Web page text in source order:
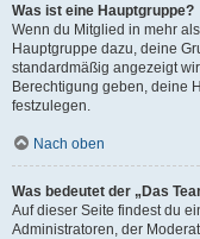
Was ist eine Hauptgruppe?
Wenn du Mitglied in mehr
Hauptgruppe dazu, deine
standardmäßig angezeigt
Berechtigung geben, deine
festzulegen.
Nach oben
Was bedeutet der „Das
Auf dieser Seite findest du
Administratoren, der